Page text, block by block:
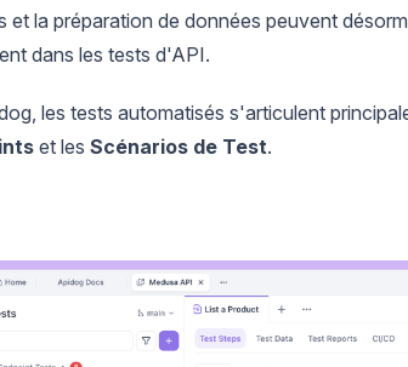
et la préparation de données peuvent
dans les tests d'API.
les tests automatisés s'articulent
et les Scénarios de Test.